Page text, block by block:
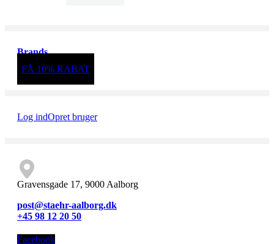
Brands
FÅ 10% RABAT
Log indOpret bruger
Gravensgade 17, 9000 Aalborg
post@staehr-aalborg.dk
+45 98 12 20 50
Facebook